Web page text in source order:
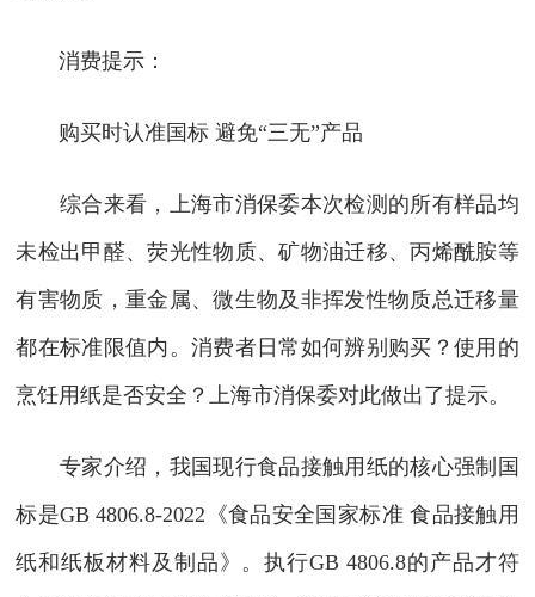
消费提示：
购买时认准国标 避免“三无”产品
综合来看，上海市消保委本次检测的所有样品均
未检出甲醛、荧光性物质、矿物油迁移、丙烯酰胺等
有害物质，重金属、微生物及非挥发性物质总迁移量
都在标准限值内。消费者日常如何辨别购买？使用的
烹饪用纸是否安全？上海市消保委对此做出了提示。
专家介绍，我国现行食品接触用纸的核心强制国
标是GB 4806.8-2022《食品安全国家标准 食品接触用
纸和纸板材料及制品》。执行GB 4806.8的产品才符